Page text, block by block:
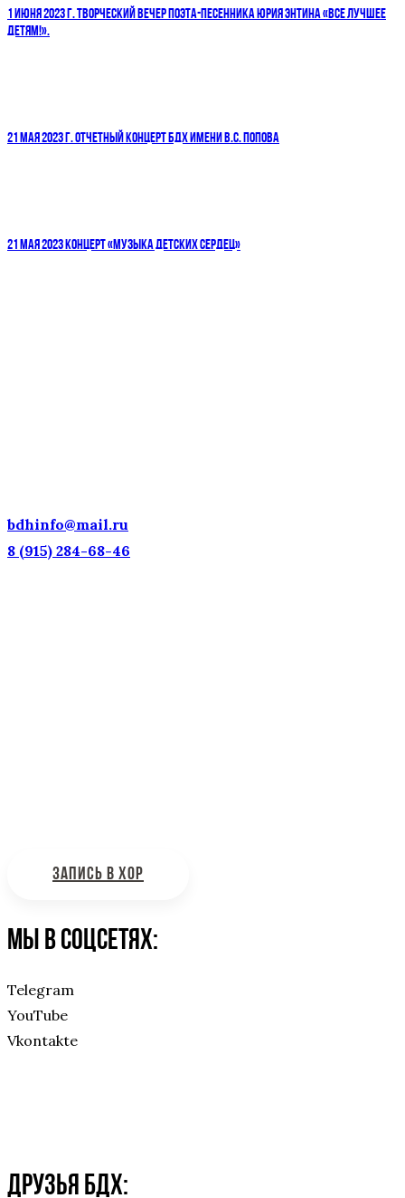
1 ИЮНЯ 2023 Г. ТВОРЧЕСКИЙ ВЕЧЕР ПОЭТА-ПЕСЕННИКА ЮРИЯ ЭНТИНА «ВСЕ ЛУЧШЕЕ
ДЕТЯМ!».
21 МАЯ 2023 Г. ОТЧЕТНЫЙ КОНЦЕРТ БДХ ИМЕНИ В.С. ПОПОВА
21 МАЯ 2023 КОНЦЕРТ «МУЗЫКА ДЕТСКИХ СЕРДЕЦ»
bdhinfo@mail.ru
8 (915) 284-68-46
ЗАПИСЬ В ХОР
Мы в соцсетях:
Telegram
YouTube
Vkontakte
Друзья БДХ: